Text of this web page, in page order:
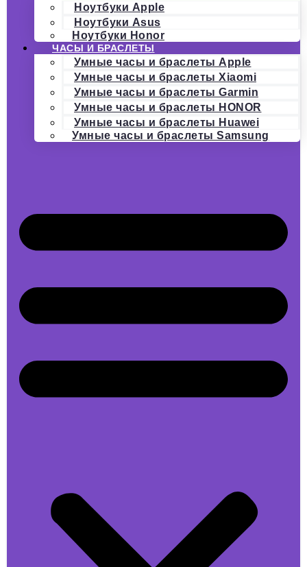
Ноутбуки Apple
Ноутбуки Asus
Ноутбуки Honor
ЧАСЫ И БРАСЛЕТЫ
Умные часы и браслеты Apple
Умные часы и браслеты Xiaomi
Умные часы и браслеты Garmin
Умные часы и браслеты HONOR
Умные часы и браслеты Huawei
Умные часы и браслеты Samsung